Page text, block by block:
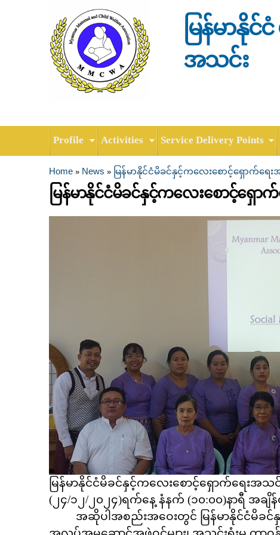
မြန်မာနို
အသင်း
Profile Activities Service Delivery Points
You are here
Home » News » မြန်မာနိုင်ငံမိခင်နှင့်ကလေးစောင့်ရှောက်ရေးအ
မြန်မာနိုင်ငံမိခင်နှင့်ကလေးစောင့်ရှောက်
မြန်မာနိုင်ငံမိခင်နှင့်ကလေးစောင့်ရှောက်ရေးအသင်
(၂၄/၁၂/၂၀၂၄)ရက်နေ့ နံနက် (၁၀:၀၀)နာရီ အခ
အဆိုပါအစည်းအဝေးတွင် မြန်မာနိုင်ငံမိခင်နှင့်က